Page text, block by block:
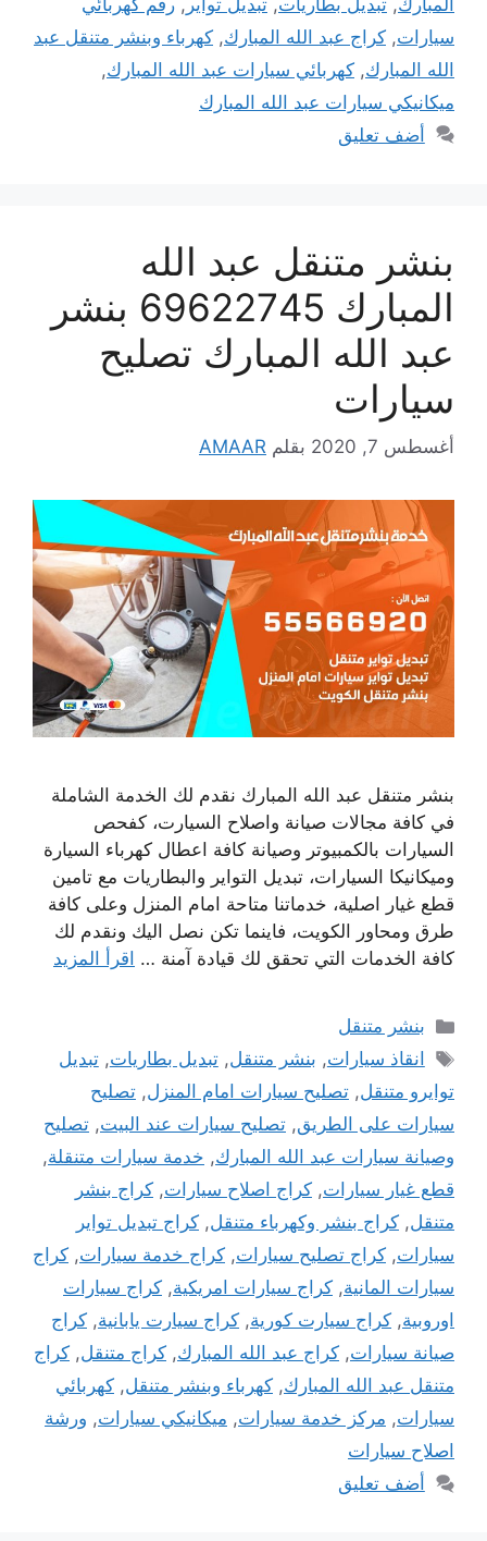
سيارات, كراج عبد الله المبارك, كهرباء وبنشر متنقل عبد
الله المبارك, كهربائي سيارات عبد الله المبارك,
ميكانيكي سيارات عبد الله المبارك
أضف تعليق
بنشر متنقل عبد الله
المبارك 69622745 بنشر
عبد الله المبارك تصليح
سيارات
أغسطس 7, 2020 بقلم AMAAR
بنشر متنقل عبد الله المبارك نقدم لك الخدمة الشاملة
في كافة مجالات صيانة واصلاح السيارت، كفحص
السيارات بالكمبيوتر وصيانة كافة اعطال كهرباء السيارة
وميكانيكا السيارات، تبديل التواير والبطاريات مع تامين
قطع غيار اصلية، خدماتنا متاحة امام المنزل وعلى كافة
طرق ومحاور الكويت، فاينما تكن نصل اليك ونقدم لك
كافة الخدمات التي تحقق لك قيادة آمنة … اقرأ المزيد
التصنيفات
بنشر متنقل
الوسوم
انقاذ سيارات, بنشر متنقل,تبديل بطاريات,تبديل
توايرو متنقل, تصليح سيارات امام المنزل, تصليح
سيارات على الطريق, تصليح سيارات عند البيت, تصليح
وصيانة سيارات عبد الله المبارك, خدمة سيارات متنقلة,
قطع غيار سيارات, كراج اصلاح سيارات, كراج بنشر
متنقل, كراج بنشر وكهرباء متنقل, كراج تبديل تواير
سيارات, كراج تصليح سيارات, كراج خدمة سيارات, كراج
سيارات المانية, كراج سيارات امريكية, كراج سيارات
اوروبية, كراج سيارت كورية, كراج سيارت يابانية, كراج
صيانة سيارات, كراج عبد الله المبارك, كراج متنقل, كراج
متنقل عبد الله المبارك, كهرباء وبنشر متنقل, كهربائي
سيارات, مركز خدمة سيارات, ميكانيكي سيارات, ورشة
اصلاح سيارات
أضف تعليق